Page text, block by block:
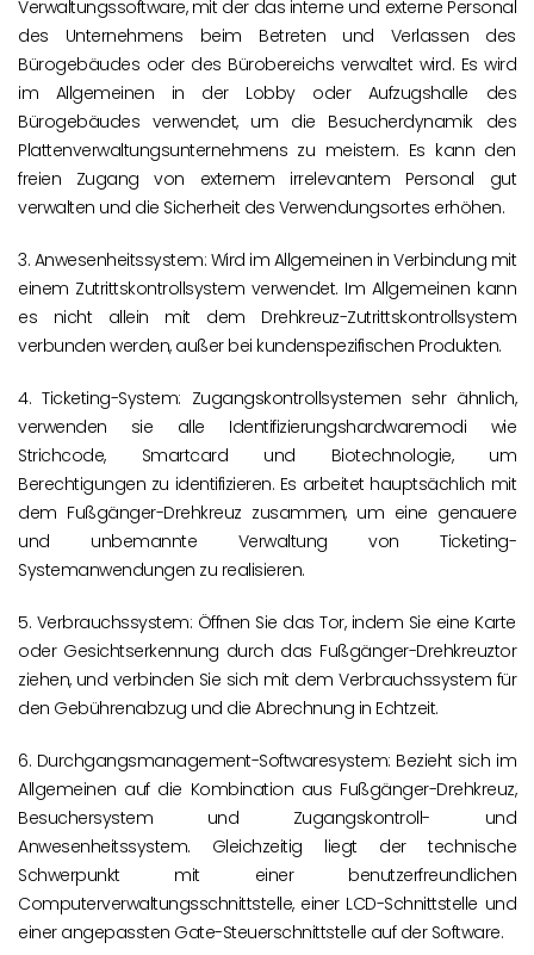
Verwaltungssoftware, mit der das interne und externe Personal
des Unternehmens beim Betreten und Verlassen des
Bürogebäudes oder des Bürobereichs verwaltet wird. Es wird
im Allgemeinen in der Lobby oder Aufzugshalle des
Bürogebäudes verwendet, um die Besucherdynamik des
Plattenverwaltungsunternehmens zu meistern. Es kann den
freien Zugang von externem irrelevantem Personal gut
verwalten und die Sicherheit des Verwendungsortes erhöhen.
3. Anwesenheitssystem: Wird im Allgemeinen in Verbindung mit
einem Zutrittskontrollsystem verwendet. Im Allgemeinen kann
es nicht allein mit dem Drehkreuz-Zutrittskontrollsystem
verbunden werden, außer bei kundenspezifischen Produkten.
4. Ticketing-System: Zugangskontrollsystemen sehr ähnlich,
verwenden sie alle Identifizierungshardwaremodi wie
Strichcode, Smartcard und Biotechnologie, um
Berechtigungen zu identifizieren. Es arbeitet hauptsächlich mit
dem Fußgänger-Drehkreuz zusammen, um eine genauere
und unbemannte Verwaltung von Ticketing-
Systemanwendungen zu realisieren.
5. Verbrauchssystem: Öffnen Sie das Tor, indem Sie eine Karte
oder Gesichtserkennung durch das Fußgänger-Drehkreuztor
ziehen, und verbinden Sie sich mit dem Verbrauchssystem für
den Gebührenabzug und die Abrechnung in Echtzeit.
6. Durchgangsmanagement-Softwaresystem: Bezieht sich im
Allgemeinen auf die Kombination aus Fußgänger-Drehkreuz,
Besuchersystem und Zugangskontroll- und
Anwesenheitssystem. Gleichzeitig liegt der technische
Schwerpunkt mit einer benutzerfreundlichen
Computerverwaltungsschnittstelle, einer LCD-Schnittstelle und
einer angepassten Gate-Steuerschnittstelle auf der Software.